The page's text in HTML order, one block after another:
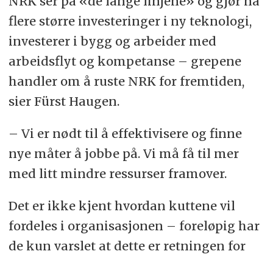
flere større investeringer i ny teknologi,
investerer i bygg og arbeider med
arbeidsflyt og kompetanse – grepene
handler om å ruste NRK for fremtiden,
sier Fürst Haugen.
– Vi er nødt til å effektivisere og finne
nye måter å jobbe på. Vi må få til mer
med litt mindre ressurser framover.
Det er ikke kjent hvordan kuttene vil
fordeles i organisasjonen – foreløpig har
de kun varslet at dette er retningen for